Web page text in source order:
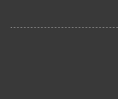
nos